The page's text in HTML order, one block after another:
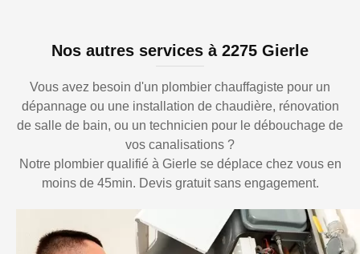
Nos autres services à 2275 Gierle
Vous avez besoin d'un plombier chauffagiste pour un
dépannage ou une installation de chaudière, rénovation
de salle de bain, ou un technicien pour le débouchage de
vos canalisations ?
Notre plombier qualifié à Gierle se déplace chez vous en
moins de 45min. Devis gratuit sans engagement.